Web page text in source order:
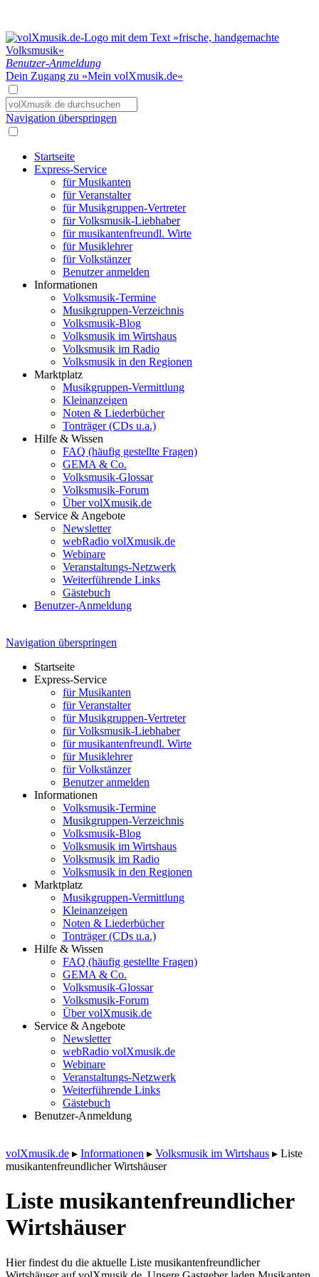
Benutzer-Anmeldung
Dein Zugang zu »Mein volXmusik.de«
Navigation überspringen
Startseite
Express-Service
für Musikanten
für Veranstalter
für Musikgruppen-Vertreter
für Volksmusik-Liebhaber
für musikantenfreundl. Wirte
für Musiklehrer
für Volkstänzer
Benutzer anmelden
Informationen
Volksmusik-Termine
Musikgruppen-Verzeichnis
Volksmusik-Blog
Volksmusik im Wirtshaus
Volksmusik im Radio
Volksmusik in den Regionen
Marktplatz
Musikgruppen-Vermittlung
Kleinanzeigen
Noten & Liederbücher
Tonträger (CDs u.a.)
Hilfe & Wissen
FAQ (häufig gestellte Fragen)
GEMA & Co.
Volksmusik-Glossar
Volksmusik-Forum
Über volXmusik.de
Service & Angebote
Newsletter
webRadio volXmusik.de
Webinare
Veranstaltungs-Netzwerk
Weiterführende Links
Gästebuch
Benutzer-Anmeldung
Navigation überspringen
Startseite
Express-Service
für Musikanten
für Veranstalter
für Musikgruppen-Vertreter
für Volksmusik-Liebhaber
für musikantenfreundl. Wirte
für Musiklehrer
für Volkstänzer
Benutzer anmelden
Informationen
Volksmusik-Termine
Musikgruppen-Verzeichnis
Volksmusik-Blog
Volksmusik im Wirtshaus
Volksmusik im Radio
Volksmusik in den Regionen
Marktplatz
Musikgruppen-Vermittlung
Kleinanzeigen
Noten & Liederbücher
Tonträger (CDs u.a.)
Hilfe & Wissen
FAQ (häufig gestellte Fragen)
GEMA & Co.
Volksmusik-Glossar
Volksmusik-Forum
Über volXmusik.de
Service & Angebote
Newsletter
webRadio volXmusik.de
Webinare
Veranstaltungs-Netzwerk
Weiterführende Links
Gästebuch
Benutzer-Anmeldung
volXmusik.de ▸ Informationen ▸ Volksmusik im Wirtshaus ▸ Liste
musikanten­freundlicher Wirtshäuser
Liste musikanten­freundlicher
Wirtshäuser
Hier findest du die aktuelle Liste musikantenfreundlicher